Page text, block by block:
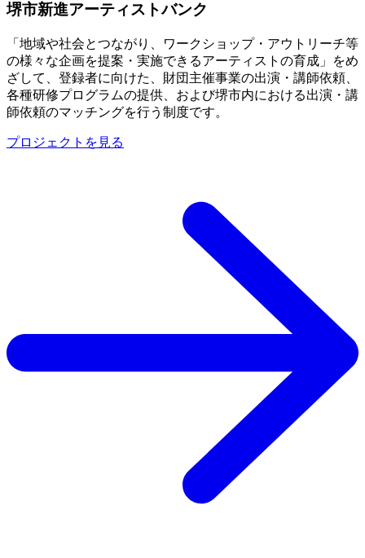
堺市新進アーティストバンク
「地域や社会とつながり、ワークショップ・アウトリーチ等
の様々な企画を提案・実施できるアーティストの育成」をめ
ざして、登録者に向けた、財団主催事業の出演・講師依頼、
各種研修プログラムの提供、および堺市内における出演・講
師依頼のマッチングを行う制度です。
プロジェクトを見る